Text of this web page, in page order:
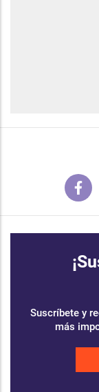
Suscríbete y
más